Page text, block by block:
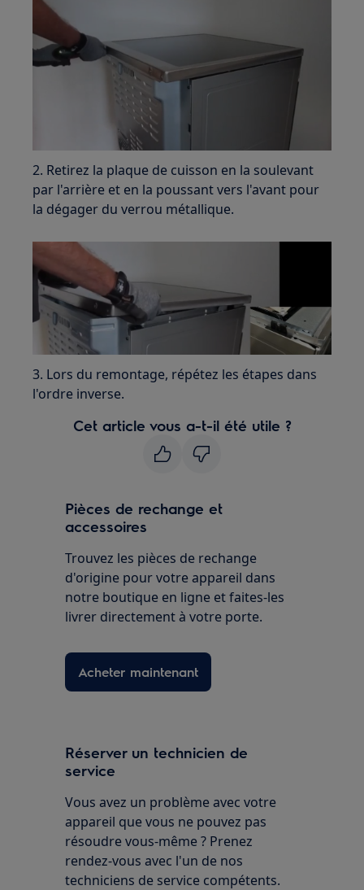
2. Retirez la plaque de cuisson en la soulevant
par l'arrière et en la poussant vers l'avant pour
la dégager du verrou métallique.
3. Lors du remontage, répétez les étapes dans
l'ordre inverse.
Cet article vous a-t-il été utile ?
Pièces de rechange et
accessoires
Trouvez les pièces de rechange
d'origine pour votre appareil dans
notre boutique en ligne et faites-les
livrer directement à votre porte.
Acheter maintenant
Réserver un technicien de
service
Vous avez un problème avec votre
appareil que vous ne pouvez pas
résoudre vous-même ? Prenez
rendez-vous avec l'un de nos
techniciens de service compétents.